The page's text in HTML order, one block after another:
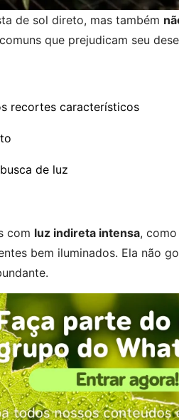
de sol direto, mas também
que prejudicam seu
recortes característicos
de luz
com luz indireta intensa,
bem iluminados. Ela não